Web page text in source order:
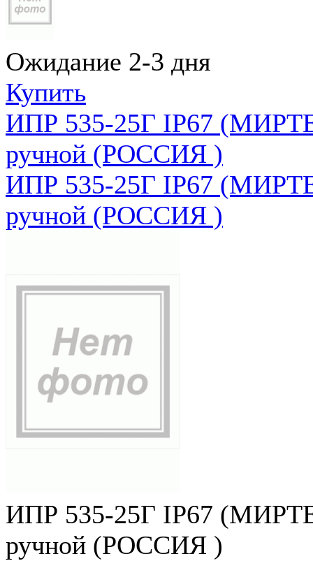
Ожидание 2-3 дня
Купить
ИПР 535-25Г IP67
ручной (РОССИЯ )
ИПР 535-25Г IP67
ручной (РОССИЯ )
ИПР 535-25Г IP67
ручной (РОССИЯ )